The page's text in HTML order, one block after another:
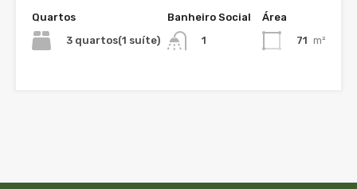
Quartos
3 quartos(1 suíte)
Banheiro Social
1
Área
71 m²